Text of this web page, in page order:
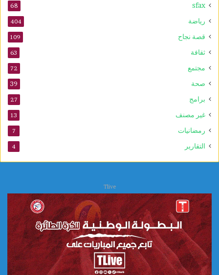
sfax
68
رياضة 404
قصة نجاح 109
ثقافة 63
مجتمع 72
صحة 39
برامج 27
غير مصنف 13
رمضانيات 7
التقارير 4
Tlive